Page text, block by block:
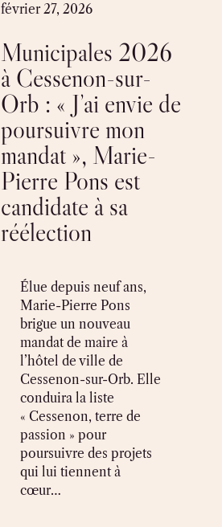
février 27, 2026
Municipales 2026
à Cessenon-sur-
Orb : « J’ai envie de
poursuivre mon
mandat », Marie-
Pierre Pons est
candidate à sa
réélection
Élue depuis neuf ans,
Marie-Pierre Pons
brigue un nouveau
mandat de maire à
l’hôtel de ville de
Cessenon-sur-Orb. Elle
conduira la liste
« Cessenon, terre de
passion » pour
poursuivre des projets
qui lui tiennent à
cœur…